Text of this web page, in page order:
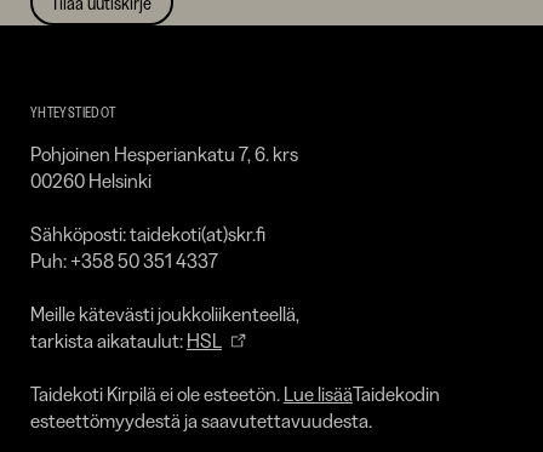
KirpiläYHTEYSTIEDOT
Pohjoinen Hesperiankatu 7, 6. krs
00260 Helsinki
Sähköposti: taidekoti(at)skr.fi
Puh: +358 50 351 4337
Meille kätevästi joukkoliikenteellä,
tarkista aikataulut: HSL
Taidekoti Kirpilä ei ole esteetön. Lue lisääTaidekodin
esteettömyydestä ja saavutettavuudesta.